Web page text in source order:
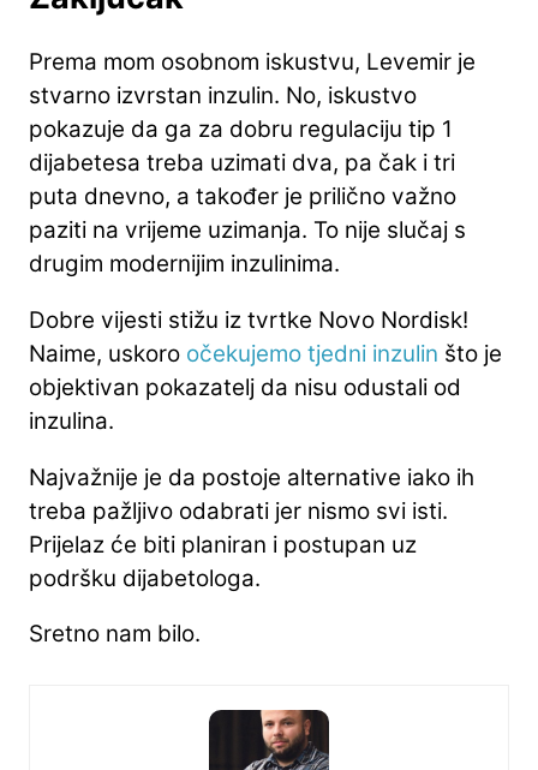
Prema mom osobnom iskustvu, Levemir je
stvarno izvrstan inzulin. No, iskustvo
pokazuje da ga za dobru regulaciju tip 1
dijabetesa treba uzimati dva, pa čak i tri
puta dnevno, a također je prilično važno
paziti na vrijeme uzimanja. To nije slučaj s
drugim modernijim inzulinima.
Dobre vijesti stižu iz tvrtke Novo Nordisk!
Naime, uskoro očekujemo tjedni inzulin što je
objektivan pokazatelj da nisu odustali od
inzulina.
Najvažnije je da postoje alternative iako ih
treba pažljivo odabrati jer nismo svi isti.
Prijelaz će biti planiran i postupan uz
podršku dijabetologa.
Sretno nam bilo.